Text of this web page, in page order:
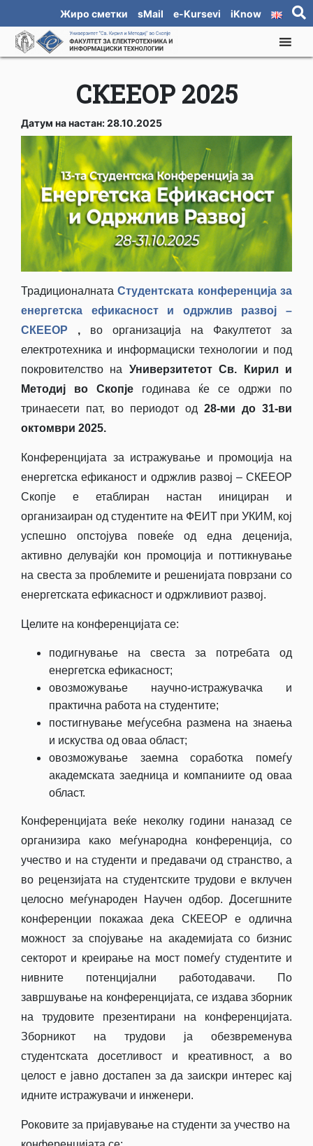
Жиро сметки sMail e-Kursevi iKnow
СКЕЕОР 2025
Датум на настан: 28.10.2025
ТрадиционалнатаСтудентската конференција за
енергетска ефикасност и одржлив развој –
СКЕЕОР , во организација на Факултетот за
електротехника и информациски технологии и под
покровителство на УниверзитетотСв.
Кирил и
Методиј во Скопје годинава ќе се одржи по
тринаесети пат, во периодот од 28-ми до 31-ви
октомври 2025.
Конференцијата за истражување и промоција на
енергетска ефиканост и одржлив развој – СКЕЕОР
Скопје e етаблиран настан инициран и
организаиран од студентите на ФЕИТ при УКИМ, кој
успешно опстојува повеќе од една деценија,
активно делувајќи кон промоција и поттикнување
на свеста за проблемите и решенијата поврзани со
енергетската ефикасност и одржливиот развој.
Целите на конференцијата се:
подигнување на свеста за потребата од
енергетска ефикасност;
овозможување научно-истражувачка и
практична работа на студентите;
постигнување меѓусебна размена на знаења
и искуства од оваа област;
овозможување заемна соработка помеѓу
академската заедница и компаниите од оваа
област.
Конференцијата веќе неколку години наназад се
организира како меѓународна конференција, со
учество и на студенти и предавачи од странство, а
во рецензијата на студентските трудови е вклучен
целосно меѓународен Научен одбор. Досегшните
конференции покажаа дека СКЕЕОР е одлична
можност за спојување на академијата со бизнис
секторот и креирање на мост помеѓу студентите и
нивните потенцијални работодавачи. По
завршување на конференцијата, се издава зборник
на трудовите презентирани на конференцијата.
Зборникот на трудови ја обезвременува
студентската досетливост и креативност, а во
целост е јавно достапен за да заискри интерес кај
идните истражувачи и инженери.
Роковите за пријавување на студенти за учество на